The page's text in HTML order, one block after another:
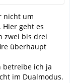
nicht um
Hier geht es
zwei bis drei
überhaupt
betreibe ich ja
im Dualmodus.